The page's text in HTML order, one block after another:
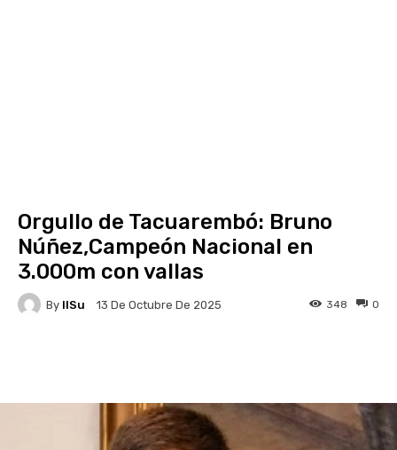
Orgullo de Tacuarembó: Bruno
Núñez,Campeón Nacional en
3.000m con vallas
By IlSu 13 De Octubre De 2025 0
348